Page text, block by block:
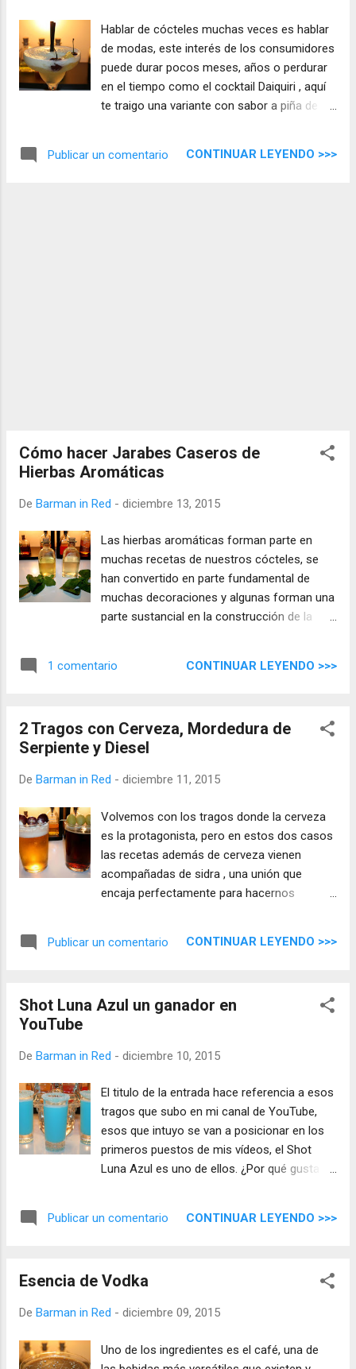
Hablar de cócteles muchas veces es hablar
de modas, este interés de los consumidores
puede durar pocos meses, años o perdurar
en el tiempo como el cocktail Daiquiri , aquí
te traigo una variante con sabor a piña de
Publicar un comentario CONTINUAR LEYENDO >>>
Cómo hacer Jarabes Caseros de
Hierbas Aromáticas
De Barman in Red - diciembre 13, 2015
Las hierbas aromáticas forman parte en
muchas recetas de nuestros cócteles, se
han convertido en parte fundamental de
muchas decoraciones y algunas forman una
parte sustancial en la construcción de la
hierbabuena?.
1 comentario CONTINUAR LEYENDO >>>
2 Tragos con Cerveza, Mordedura de
Serpiente y Diesel
De Barman in Red - diciembre 11, 2015
Volvemos con los tragos donde la cerveza
es la protagonista, pero en estos dos casos
las recetas además de cerveza vienen
acompañadas de sidra , una unión que
encaja perfectamente para hacernos
presento! el cóctel Mordedura de Serpiente y
Publicar un comentario CONTINUAR LEYENDO >>>
Shot Luna Azul un ganador en
YouTube
De Barman in Red - diciembre 10, 2015
El titulo de la entrada hace referencia a esos
tragos que subo en mi canal de YouTube,
esos que intuyo se van a posicionar en los
primeros puestos de mis vídeos, el Shot
Luna Azul es uno de ellos. ¿Por qué gusta
gusta y punto.
Publicar un comentario CONTINUAR LEYENDO >>>
Esencia de Vodka
De Barman in Red - diciembre 09, 2015
Uno de los ingredientes es el café, una de